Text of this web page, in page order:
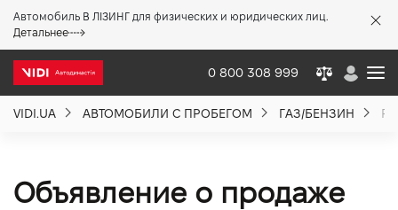
Автомобиль В ЛІЗИНГ для физических и юридических лиц.
Детальнее
0 800 308 999
VIDI.UA АВТОМОБИЛИ С ПРОБЕГОМ ГАЗ/БЕНЗИН
Объявление о продаже
Акции %